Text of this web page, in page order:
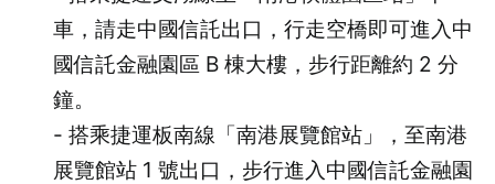
車，請走中國信託出口，行走空橋即可進入中
國信託金融園區 B 棟大樓，步行距離約 2 分
鐘。
- 搭乘捷運板南線「南港展覽館站」，至南港
展覽館站 1 號出口，步行進入中國信託金融園